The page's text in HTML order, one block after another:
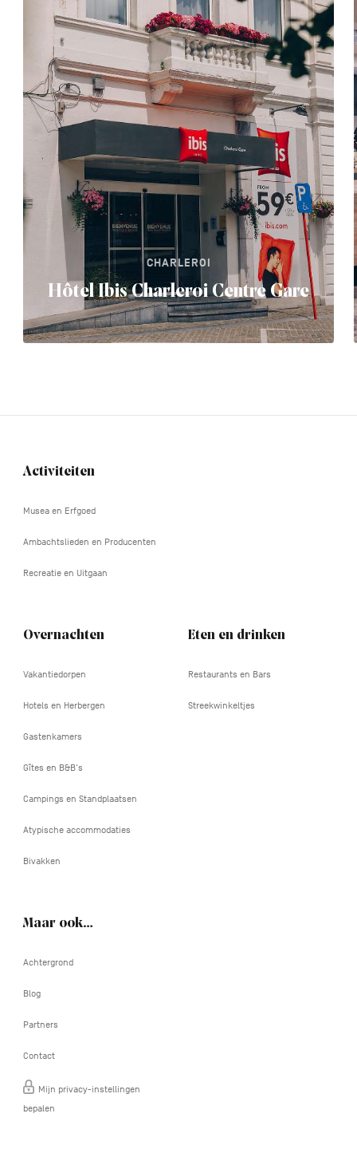
CHARLEROI
Hôtel Ibis Charleroi Centre Gare
Navigation
Activiteiten
Musea en Erfgoed
Ambachtslieden en Producenten
Recreatie en Uitgaan
Overnachten
Vakantiedorpen
Hotels en Herbergen
Gastenkamers
Gîtes en B&B's
Campings en Standplaatsen
Atypische accommodaties
Bivakken
Eten en drinken
Restaurants en Bars
Streekwinkeltjes
Maar ook…
Achtergrond
Blog
Partners
Contact
Mijn privacy-instellingen
bepalen